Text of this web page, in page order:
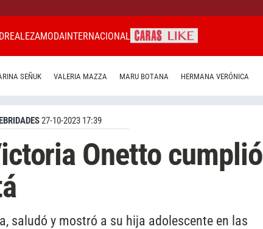
REALEZAMODAINTERNACIONAL
SEÑUK VALERIA MAZZA MARU BOTANA HERMANA VERÓNICA
27-10-2023 17:39
Onetto cumplió
saludó y mostró a su hija adolescente en las